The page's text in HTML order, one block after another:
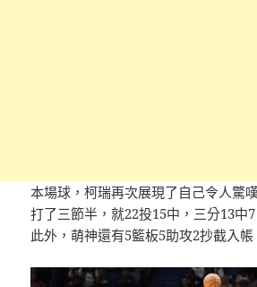
本場球，柯瑞再次展現了自己令人驚
打了三節半，就22投15中，三分13中
此外，萌神還有5籃板5助攻2抄截入帳